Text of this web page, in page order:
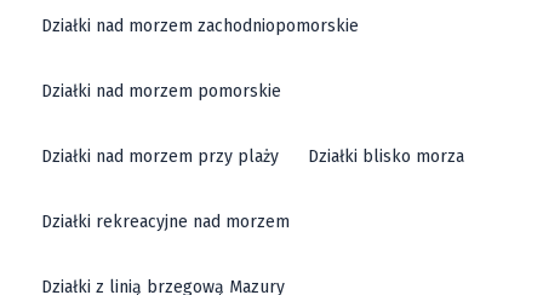
Działki nad morzem zachodniopomorskie
Działki nad morzem pomorskie
Działki nad morzem przy plaży Działki blisko morza
Działki rekreacyjne nad morzem
Działki z linią brzegową Mazury